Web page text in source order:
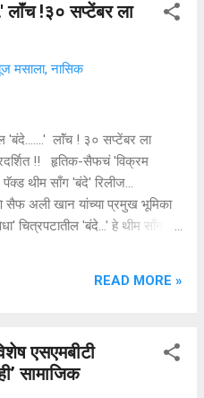
नियुक्ती देण्यात येते शैक्षणिक
नसल्याने अशा उमेदवारांना परिचर
मुख्य कार्यकारी अधिकारी लीना
देण्यात आली. मुख्य कार्यकारी
सर्व कर्मचाऱ्यांनी मुख्य कार्यकारी
उपमुख्य कार्यकारी अधिकारी
लाॅंच !३० सप्टेंबर ला
मसाला, नासिक
'बंदे.......' लाॅंच ! ३० सप्टेंबर ला
!! हृतिक-सैफचं 'विक्रम
थीम साँग 'बंदे' रिलीज...
सैफ अली खान यांच्या प्रमुख भूमिका
चित्रपटातील 'बंदे...' हे थीम साँग
हृतिक रोशन अ‍ॅक्शन मोडमध्ये
वेधाच्या नैतिक अस्पष्टतेचं वर्णन
आलं आहे. गीतकार मनोज
READ MORE »
एसएमबीटी
सामाजिक